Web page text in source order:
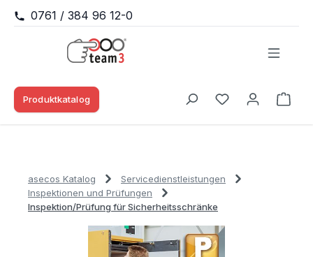
Zum Hauptinhalt springen
0761 / 384 96 12-0
Produktkatalog
Du hast 0
asecos Katalog
Servicedienstleistungen
Inspektionen und Prüfungen
Inspektion/Prüfung für Sicherheitsschränke
Bildergalerie überspringen